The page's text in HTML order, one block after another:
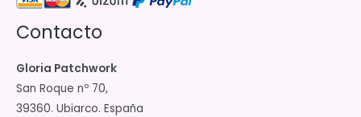
Contacto
Gloria Patchwork
San Roque nº 70,
39360. Ubiarco. España